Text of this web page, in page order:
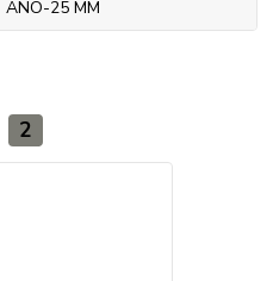
ANO-25 MM
2